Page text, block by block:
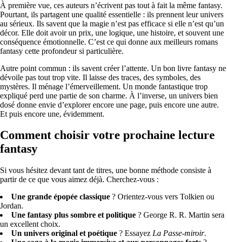
À première vue, ces auteurs n’écrivent pas tout à fait la même fantasy.
Pourtant, ils partagent une qualité essentielle : ils prennent leur univers
au sérieux. Ils savent que la magie n’est pas efficace si elle n’est qu’un
décor. Elle doit avoir un prix, une logique, une histoire, et souvent une
conséquence émotionnelle. C’est ce qui donne aux meilleurs romans
fantasy cette profondeur si particulière.
Autre point commun : ils savent créer l’attente. Un bon livre fantasy ne
dévoile pas tout trop vite. Il laisse des traces, des symboles, des
mystères. Il ménage l’émerveillement. Un monde fantastique trop
expliqué perd une partie de son charme. À l’inverse, un univers bien
dosé donne envie d’explorer encore une page, puis encore une autre.
Et puis encore une, évidemment.
Comment choisir votre prochaine lecture
fantasy
Si vous hésitez devant tant de titres, une bonne méthode consiste à
partir de ce que vous aimez déjà. Cherchez-vous :
Une grande épopée classique ? Orientez-vous vers Tolkien ou
Jordan.
Une fantasy plus sombre et politique ? George R. R. Martin sera
un excellent choix.
Un univers original et poétique ? Essayez La Passe-miroir.